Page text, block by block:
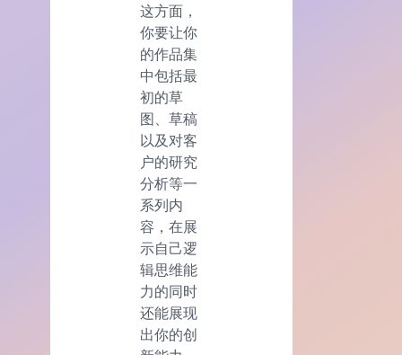
这方面，
你要让你
的作品集
中包括最
初的草
图、草稿
以及对客
户的研究
分析等一
系列内
容，在展
示自己逻
辑思维能
力的同时
还能展现
出你的创